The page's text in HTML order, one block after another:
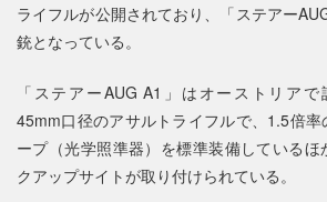
ライフルが公開されており、「ステアー
銃となっている。
「ステアーAUG A1」はオーストリア
45mm口径のアサルトライフルで、1.5倍率
ープ（光学照準器）を標準装備しているほ
クアップサイトが取り付けられている。